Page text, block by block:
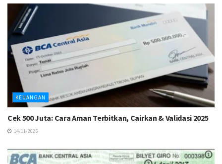
KEUANGAN
Cek 500 Juta: Cara Aman Terbitkan, Cairkan & Validasi 2025
14/11/2025